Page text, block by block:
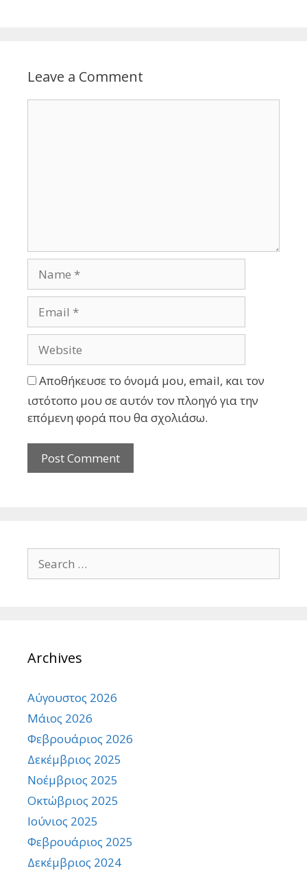
Leave a Comment
Αποθήκευσε το όνομά μου, email, και τον
ιστότοπο μου σε αυτόν τον πλοηγό για την
επόμενη φορά που θα σχολιάσω.
Search
for:
Archives
Αύγουστος 2026
Μάιος 2026
Φεβρουάριος 2026
Δεκέμβριος 2025
Νοέμβριος 2025
Οκτώβριος 2025
Ιούνιος 2025
Φεβρουάριος 2025
Δεκέμβριος 2024